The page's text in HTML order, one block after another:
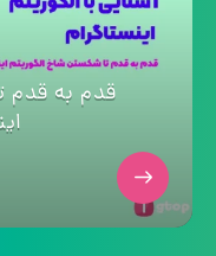
قدم به قدم